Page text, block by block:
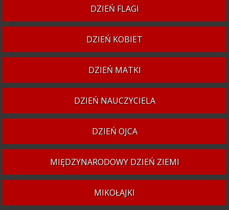
DZIEŃ FLAGI
DZIEŃ KOBIET
DZIEŃ MATKI
DZIEŃ NAUCZYCIELA
DZIEŃ OJCA
MIĘDZYNARODOWY DZIEŃ ZIEMI
MIKOŁAJKI